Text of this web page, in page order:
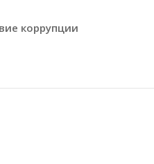
коррупции